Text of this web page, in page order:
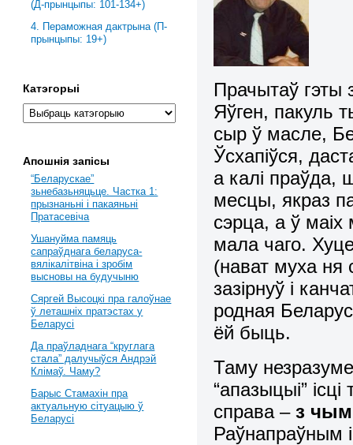
Прачытаў гэты
Яўген, пакуль
сыр ў масле,
Ўсхапіўся,
а калі праўда,
месцы, якраз
сэрца, а ў маіх
мала чаго.
(нават муха ня
зазірнуў і
родная
ёй быць.
Таму
“апазыцыі”
справа –з чым
Раўнапраўным
(Д-прынцыпы: 101-134+)
4. Пераможная дактрына (П-
прынцыпы: 19+)
Катэгорыі
Апошнія запісы
“Беларускае”
зьнебазьняцьце. Частка 1:
прызнаньні і пакаяньні
Пратасевіча
Ушануйма памяць
сапраўднага беларуса-
вялікалітвіна і зробім
высновы на будучыню
Сяргей Высоцкі пра галоўнае
ў леташніх пратэстах у
Беларусі
Да праўладнага “круглага
стала” далучыўся Андрэй
Клімаў. Чаму?
Барыс Стамахін пра
актуальную сітуацыю ў
Беларусі